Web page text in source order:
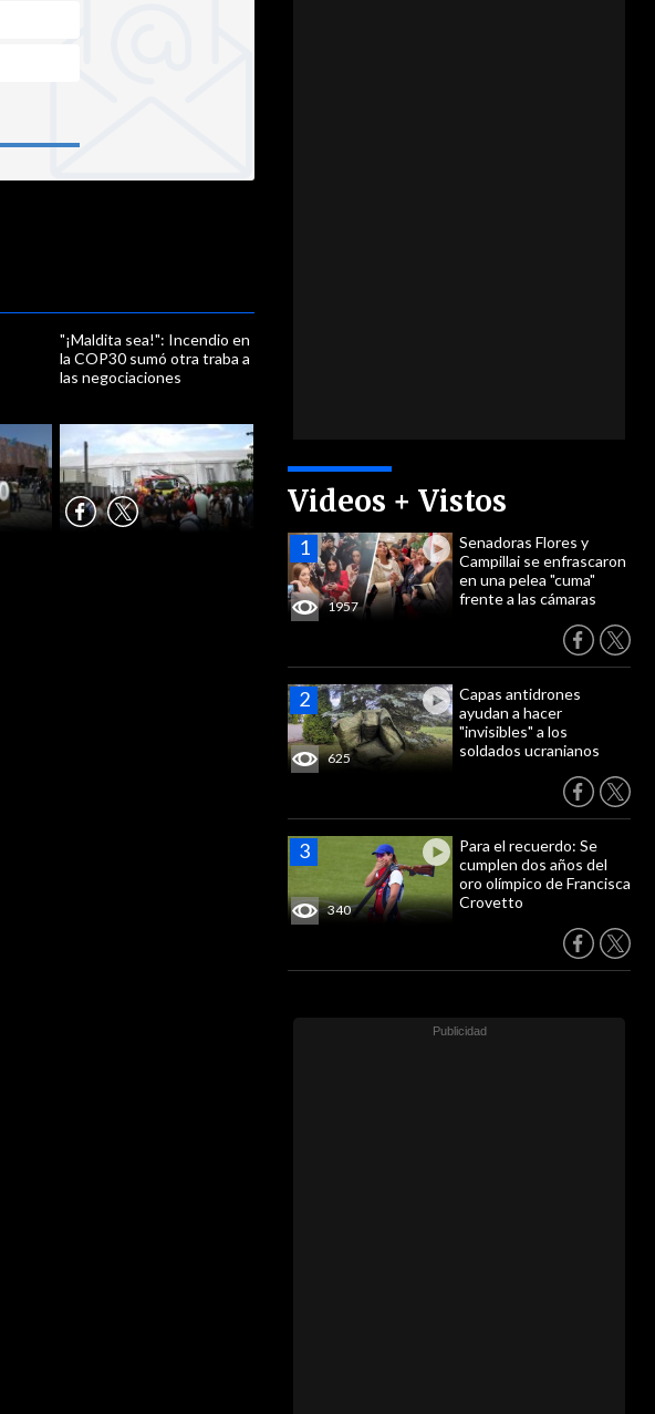
Videos + Vistos
1957
Senadoras Flores y
Campillai se enfrascaron
en una pelea "cuma"
frente a las cámaras
625
Capas antidrones
ayudan a hacer
"invisibles" a los
soldados ucranianos
340
Para el recuerdo: Se
cumplen dos años del
oro olímpico de Francisca
Crovetto
"¡Maldita sea!": Incendio en
la COP30 sumó otra traba a
las negociaciones